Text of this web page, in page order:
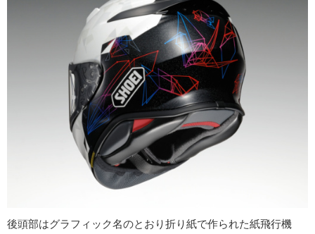
後頭部はグラフィック名のとおり折り紙で作られた紙飛行機